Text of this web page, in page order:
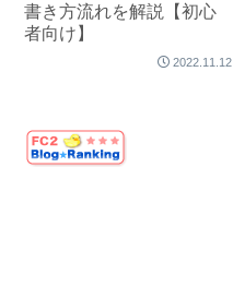
書き方流れを解説【初心
者向け】
2022.11.12